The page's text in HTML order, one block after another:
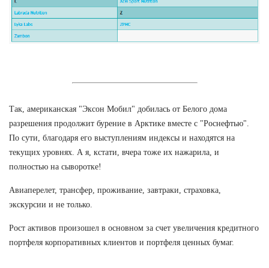
Так, американская "Эксон Мобил" добилась от Белого дома
разрешения продолжит бурение в Арктике вместе с "Роснефтью".
По сути, благодаря его выступлениям индексы и находятся на
текущих уровнях. А я, кстати, вчера тоже их нажарила, и
полностью на сыворотке!
Авиаперелет, трансфер, проживание, завтраки, страховка,
экскурсии и не только.
Рост активов произошел в основном за счет увеличения кредитного
портфеля корпоративных клиентов и портфеля ценных бумаг.